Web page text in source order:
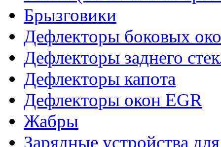
Брызговики
Дефлекторы боковых
Дефлекторы заднего
Дефлекторы капота
Дефлекторы окон EGR
Жабры
Зарядные устройства